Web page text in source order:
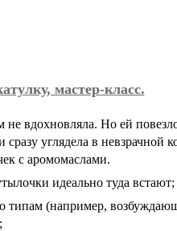
мастер-класс.
вдохновляла. Но ей
углядела в невзрачной
с аромомаслами.
идеально туда встают;
типам (например,